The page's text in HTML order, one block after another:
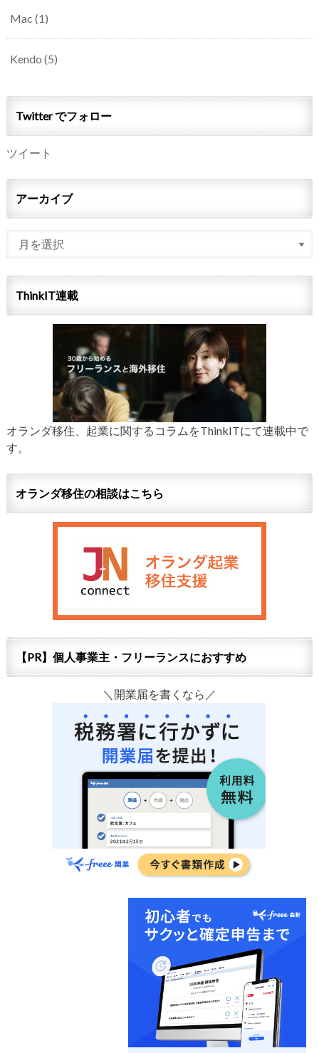
Mac (1)
Kendo (5)
Twitter でフォロー
ツイート
アーカイブ
ThinkIT連載
オランダ移住、起業に関するコラムをThinkITにて連載中で
す。
オランダ移住の相談はこちら
【PR】個人事業主・フリーランスにおすすめ
＼開業届を書くなら／